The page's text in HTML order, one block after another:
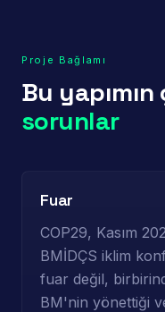
Proje Bağlamı
Bu
sorunlar
Fuar
COP29, Kasım
BMİDÇS iklim
fuar değil,
BM'nin yönettiği